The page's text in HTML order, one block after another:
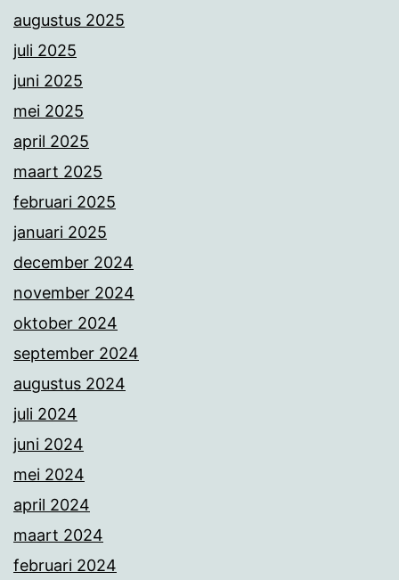
augustus 2025
juli 2025
juni 2025
mei 2025
april 2025
maart 2025
februari 2025
januari 2025
december 2024
november 2024
oktober 2024
september 2024
augustus 2024
juli 2024
juni 2024
mei 2024
april 2024
maart 2024
februari 2024